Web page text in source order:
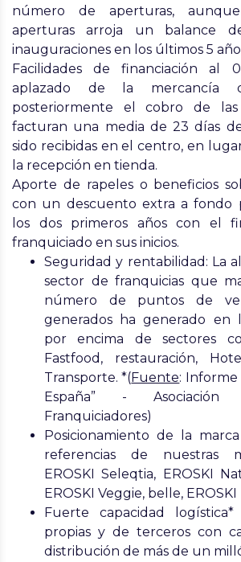
número de aperturas,
aperturas arroja un balance
inauguraciones en los últimos 5
Facilidades de financiación al
aplazado de la mercancía
posteriormente el cobro de las
facturan una media de 23 días
sido recibidas en el centro, en
la recepción en tienda.
Aporte de rapeles o beneficios
con un descuento extra a fondo
los dos primeros años con el
franquiciado en sus inicios.
Seguridad y rentabilidad: La
sector de franquicias que
número de puntos de
generados ha generado en
por encima de sectores
Fastfood, restauración,
Transporte. *(Fuente: Informe
España” - Asociación
Franquiciadores)
Posicionamiento de la
referencias de nuestras
EROSKI Seleqtia, EROSKI
EROSKI Veggie, belle, EROSKI
Fuerte capacidad
propias y de terceros con
distribución de más de un